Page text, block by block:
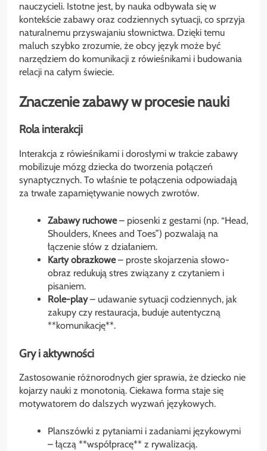
nauczycieli. Istotne jest, by nauka odbywała się w
kontekście zabawy oraz codziennych sytuacji, co sprzyja
naturalnemu przyswajaniu słownictwa. Dzięki temu
maluch szybko zrozumie, że obcy język może być
narzędziem do komunikacji z rówieśnikami i budowania
relacji na całym świecie.
Znaczenie zabawy w procesie nauki
Rola interakcji
Interakcja z rówieśnikami i dorosłymi w trakcie zabawy
mobilizuje mózg dziecka do tworzenia połączeń
synaptycznych. To właśnie te połączenia odpowiadają
za trwałe zapamiętywanie nowych zwrotów.
Zabawy ruchowe– piosenki z gestami (np. “Head,
Shoulders, Knees and Toes”) pozwalają na
łączenie słów z działaniem.
Karty obrazkowe– proste skojarzenia słowo-
obraz redukują stres związany z czytaniem i
pisaniem.
Role-play– udawanie sytuacji codziennych, jak
zakupy czy restauracja, buduje autentyczną
**komunikację**.
Gry i aktywności
Zastosowanie różnorodnych gier sprawia, że dziecko nie
kojarzy nauki z monotonią. Ciekawa forma staje się
motywatorem do dalszych wyzwań językowych.
Planszówki z pytaniami i zadaniami językowymi
– łączą **współpracę** z rywalizacją.